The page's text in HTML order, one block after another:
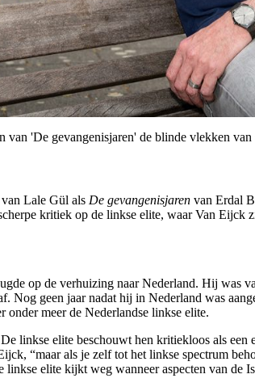
'De gevangenisjaren' de blinde vlekken
van Lale Gül als De gevangenisjaren van Erdal
kritiek op de linkse elite, waar Van Eijck
op de verhuizing naar Nederland. Hij was
Nog geen jaar nadat hij in Nederland was
meer de Nederlandse linkse elite.
linkse elite beschouwt hen kritiekloos als
“maar als je zelf tot het linkse spectrum
elite kijkt weg wanneer aspecten van